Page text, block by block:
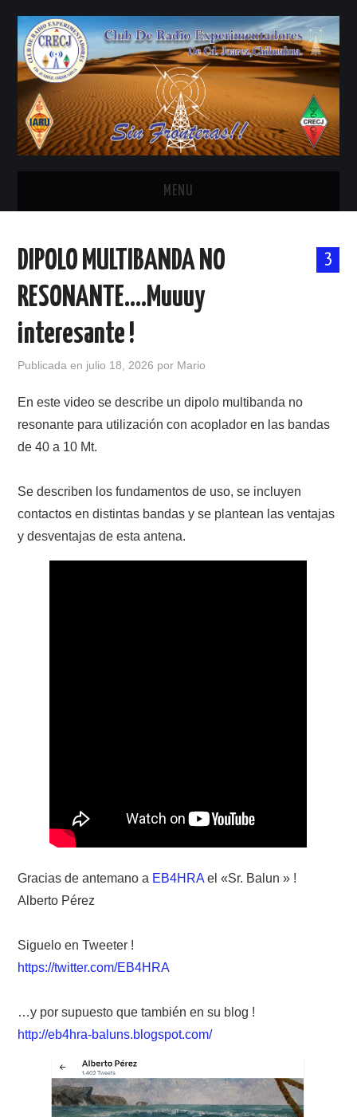
MENU
ANTENAS Y ACCESORIOS
CONTACTO
HISTORIA DE LA RADIO
LA PULGA MERCANTE
RADIOAFICIONADOS EN MEXICO
PROMOCIÓN DE LA RADIO AFICIÓN
SALÓN DE LA FAMA DEL CRECJ
W5WIN
3
DIPOLO MULTIBANDA NO
RESONANTE….Muuuy
interesante !
Publicada en julio 18, 2026 por Mario
En este video se describe un dipolo multibanda no
resonante para utilización con acoplador en las bandas
de 40 a 10 Mt.
Se describen los fundamentos de uso, se incluyen
contactos en distintas bandas y se plantean las ventajas
y desventajas de esta antena.
Gracias de antemano a EB4HRAel «Sr. Balun » !
Alberto Pérez
Siguelo en Tweeter !
https://twitter.com/EB4HRA
…y por supuesto que también en su blog !
http://eb4hra-baluns.blogspot.com/